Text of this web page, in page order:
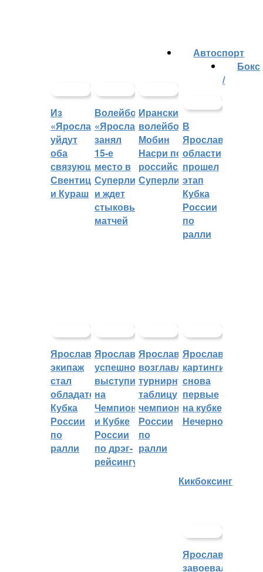
Из
«Ярославича»
уйдут
оба
связующих:
Свентицкис
и Кураш
Волейбольный
«Ярославич»
занял
15-е
место в
Суперлиге
и ждет
стыковых
матчей
Иранский
волейболист
Мобин
Насри покинет
российскую
Суперлигу
Автоспорт
В
Ярославской
области
прошел
этап
Кубка
России
по
ралли
Ярославский
экипаж
стал
обладателем
Кубка
России
по
ралли
Ярославцы
успешно
выступили
на
Чемпионате
и Кубке
России
по дрэг-
рейсингу
Ярославцы
возглавляют
турнирную
таблицу
чемпионата
России
по
ралли
Ярославские
картингисты
снова
первые
на кубке
Нечерноземья
Бокс
/
Кикбоксинг
Ярославцы
завоевали